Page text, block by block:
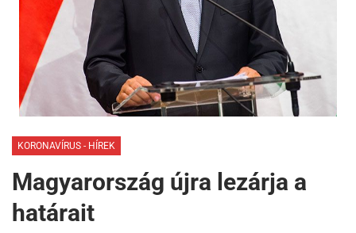
KORONAVÍRUS - HÍREK
Magyarország újra lezárja a
határait